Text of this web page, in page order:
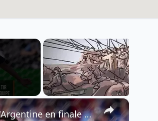
×
Retour en images sur la victoire de l'Espagne face à l'Argentine en finale de la Coupe du Monde.